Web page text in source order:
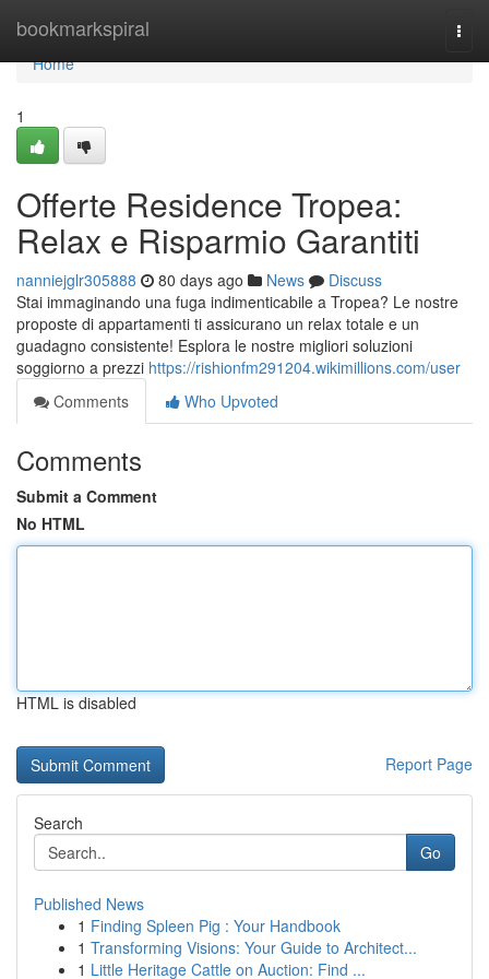
bookmarkspiral
Home
Home
1
Offerte Residence Tropea:
Relax e Risparmio Garantiti
nanniejglr305888 80 days ago News
Discuss
Stai immaginando una fuga indimenticabile a Tropea? Le nostre
proposte di appartamenti ti assicurano un relax totale e un
guadagno consistente! Esplora le nostre migliori soluzioni
soggiorno a prezzi https://rishionfm291204.wikimillions.com/user
Comments
Who Upvoted
Comments
Submit a Comment
No HTML
HTML is disabled
Report Page
Search
Go
Published News
1 Finding Spleen Pig : Your Handbook
1 Transforming Visions: Your Guide to Architect...
1 Little Heritage Cattle on Auction: Find ...